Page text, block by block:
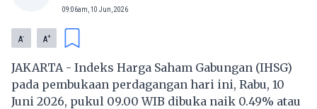
09:06am, 10 Jun, 2026
A- A+
JAKARTA - Indeks Harga Saham Gabungan (IHSG)
pada pembukaan perdagangan hari ini, Rabu, 10
Juni 2026, pukul 09.00 WIB dibuka naik 0.49% atau